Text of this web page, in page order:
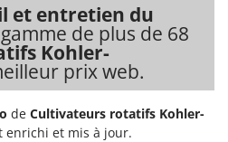
et entretien du
de plus de 68
Kohler-
prix web.
de Cultivateurs rotatifs Kohler-
enrichi et mis à jour.